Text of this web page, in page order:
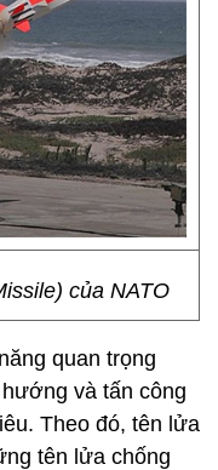
của NATO
quan trọng
và tấn công
Theo đó, tên lửa
tên lửa chống